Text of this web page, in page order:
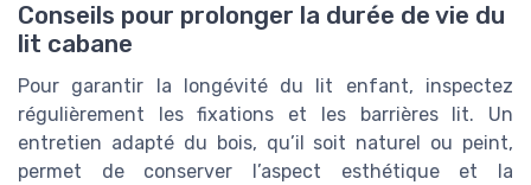
Conseils pour prolonger la durée de vie du
lit cabane
Pour garantir la longévité du lit enfant, inspectez
régulièrement les fixations et les barrières lit. Un
entretien adapté du bois, qu’il soit naturel ou peint,
permet de conserver l’aspect esthétique et la